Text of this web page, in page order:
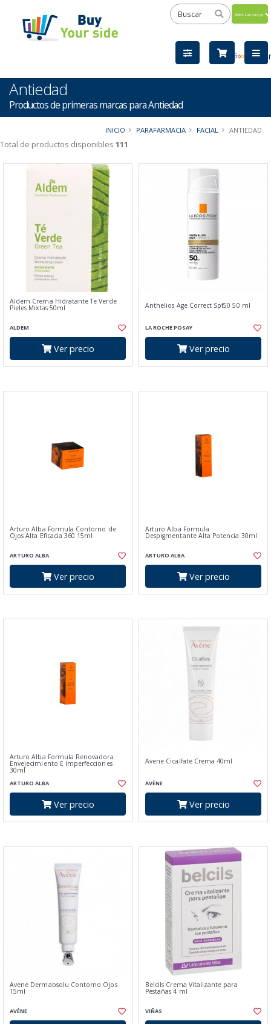
by
Antiedad
Productos de primeras marcas para Antiedad
INICIO PARAFARMACIA FACIAL ANTIEDAD
Total de productos disponibles 111
Aldem Crema Hidratante Te Verde
Pieles Mixtas 50ml
ALDEM
Ver precio
Anthelios Age Correct Spf50 50 ml
LA ROCHE POSAY
Ver precio
Arturo Alba Formula Contorno de
Ojos Alta Eficacia 360 15ml
ARTURO ALBA
Ver precio
Arturo Alba Formula
Despigmentante Alta Potencia 30ml
ARTURO ALBA
Ver precio
Arturo Alba Formula Renovadora
Envejecimiento E Imperfecciones
30ml
ARTURO ALBA
Ver precio
Avene Cicalfate Crema 40ml
AVÈNE
Ver precio
Avene Dermabsolu Contorno Ojos
15ml
AVÈNE
Belcils Crema Vitalizante para
Pestañas 4 ml
VIÑAS